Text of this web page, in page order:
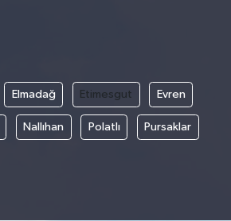
Elmadağ Etimesgut Evren
Nallıhan Polatlı Pursaklar